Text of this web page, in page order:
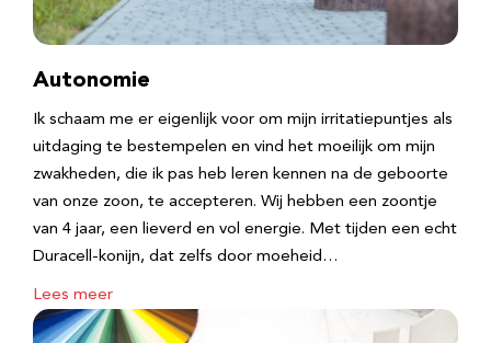
Autonomie
Ik schaam me er eigenlijk voor om mijn irritatiepuntjes als
uitdaging te bestempelen en vind het moeilijk om mijn
zwakheden, die ik pas heb leren kennen na de geboorte
van onze zoon, te accepteren. Wij hebben een zoontje
van 4 jaar, een lieverd en vol energie. Met tijden een echt
Duracell-konijn, dat zelfs door moeheid…
Lees meer